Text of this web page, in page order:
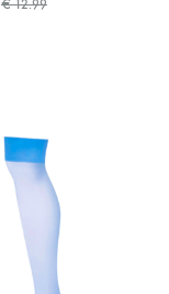
€12.99